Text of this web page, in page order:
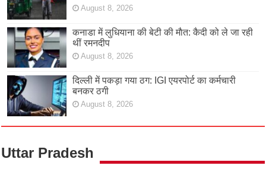
August 8, 2026
कनाडा में लुधियाना की बेटी की माैत: कैदी को ले जा रही
थीं रमनदीप
August 8, 2026
दिल्ली में पकड़ा गया ठग: IGI एयरपोर्ट का कर्मचारी
बनकर ठगी
August 8, 2026
Uttar Pradesh